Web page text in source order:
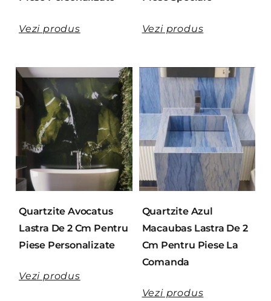
Vezi produs Vezi produs
Quartzite Avocatus
Lastra De 2 Cm Pentru
Piese Personalizate
Vezi produs
Quartzite Azul
Macaubas Lastra De 2
Cm Pentru Piese La
Comanda
Vezi produs